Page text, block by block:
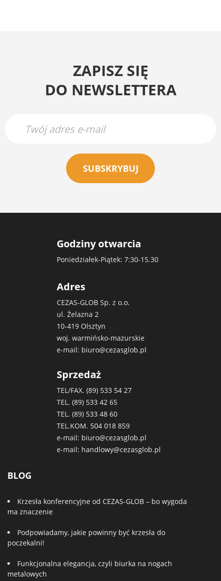
ZAPISZ SIĘ
DO NEWSLETTERA
SUBSKRYBUJ
Godziny otwarcia
Poniedziałek-Piątek: 7:30-15.30
Adres
CEZAS-GLOB Sp. z o.o.
ul. Żelazna 2
10-419 Olsztyn
woj. warmińsko-mazurskie
e-mail: biuro@cezasglob.pl
Sprzedaż
TEL/FAX. (89) 533 54 27
TEL. (89) 533 42 65
TEL. (89) 533 48 60
TEL.KOM. 504 018 859
e-mail: biuro@cezasglob.pl
e-mail: handlowy@cezasglob.pl
BLOG
Krzesła konferencyjne od CEZAS-GLOB – bo wygoda
ma znaczenie
Podpowiadamy, jakie powinny być krzesła do
poczekalni!
Funkcjonalna elegancja, czyli biurka na nogach
metalowych